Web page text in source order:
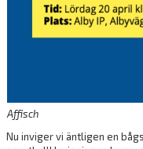
Affisch
Nu inviger vi äntligen en